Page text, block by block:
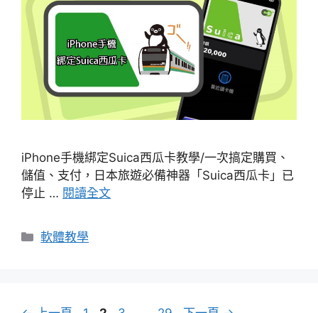
iPhone手機綁定Suica西瓜卡教學/一次搞定購買、
儲值、支付，日本旅遊必備神器「Suica西瓜卡」已
停止 … 閱讀全文
分
軟體教學